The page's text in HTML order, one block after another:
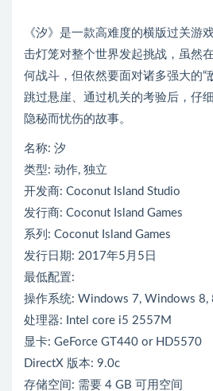
《汐》是一款高难度的横版过关游
击灯笼对整个世界发起挑战，虽然
何战斗，但依然要面对诸多强大的“
跳过悬崖、通过机关的考验后，仔
隐秘而忧伤的故事。
名称: 汐
类型: 动作, 独立
开发商: Coconut Island Studio
发行商: Coconut Island Games
系列: Coconut Island Games
发行日期: 2017年5月5日
最低配置:
操作系统: Windows 7, Windows
处理器: Intel core i5 2557M
显卡: GeForce GT440 or HD5570
DirectX 版本: 9.0c
存储空间: 需要 4 GB 可用空间